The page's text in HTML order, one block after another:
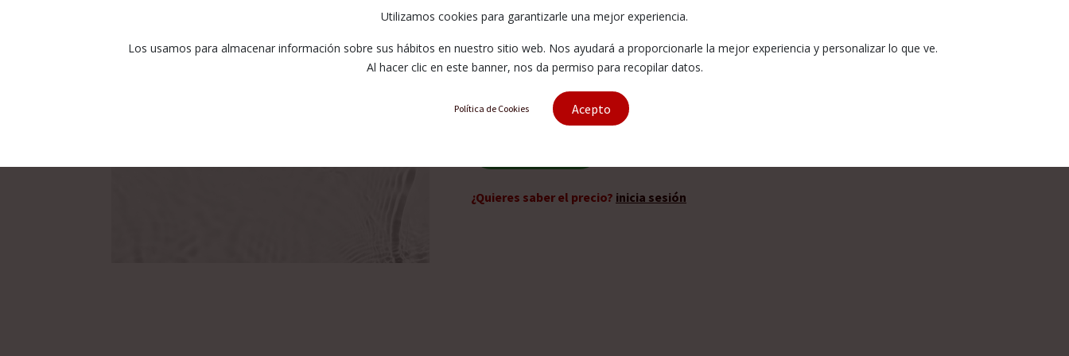
Output
1-12197-3
¿Quieres saber el precio? inicia sesión
Utilizamos cookies para garantizarle una mejor experiencia.
Los usamos para almacenar información sobre sus hábitos en nuestro sitio web. Nos ayudará a proporcionarle la mejor experiencia y personalizar lo que ve.
Al hacer clic en este banner, nos da permiso para recopilar datos.
Política de Cookies Acepto